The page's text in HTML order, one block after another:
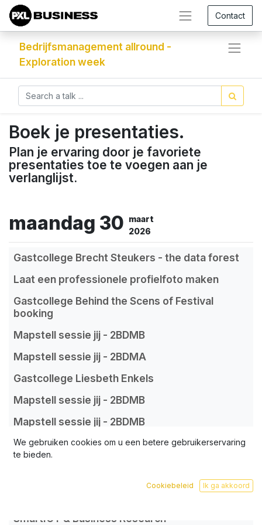
Contact
Bedrijfsmanagement allround -
Exploration week
Boek je presentaties.
Plan je ervaring door je favoriete
presentaties toe te voegen aan je
verlanglijst.
maandag 30 maart
2026
Gastcollege Brecht Steukers - the data forest
Laat een professionele profielfoto maken
Gastcollege Behind the Scens of Festival
booking
Mapstell sessie jij - 2BDMB
Mapstell sessie jij - 2BDMA
Gastcollege Liesbeth Enkels
Mapstell sessie jij - 2BDMB
Mapstell sessie jij - 2BDMB
SmartICT & Business Research
We gebruiken cookies om u een betere gebruikerservaring
te bieden.
Cookiebeleid Ik ga akkoord